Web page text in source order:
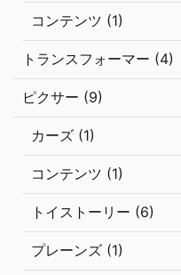
コンテンツ (1)
トランスフォーマー (4)
ピクサー (9)
カーズ (1)
コンテンツ (1)
トイストーリー (6)
プレーンズ (1)